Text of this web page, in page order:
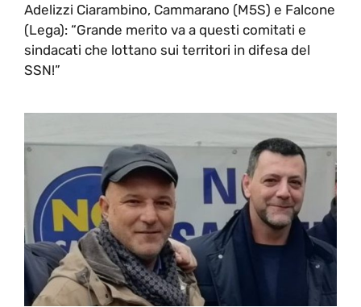
Adelizzi Ciarambino, Cammarano (M5S) e Falcone
(Lega): “Grande merito va a questi comitati e
sindacati che lottano sui territori in difesa del
SSN!”